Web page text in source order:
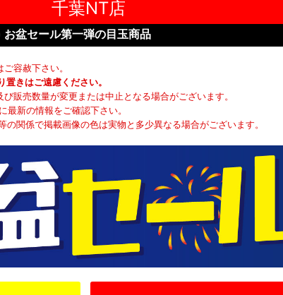
盆セール第一弾の目玉商品
容赦下さい。
きはご遠慮ください。
販売数量が変更または中止となる場合がございます。
最新の情報をご確認下さい。
関係で掲載画像の色は実物と多少異なる場合がございます。